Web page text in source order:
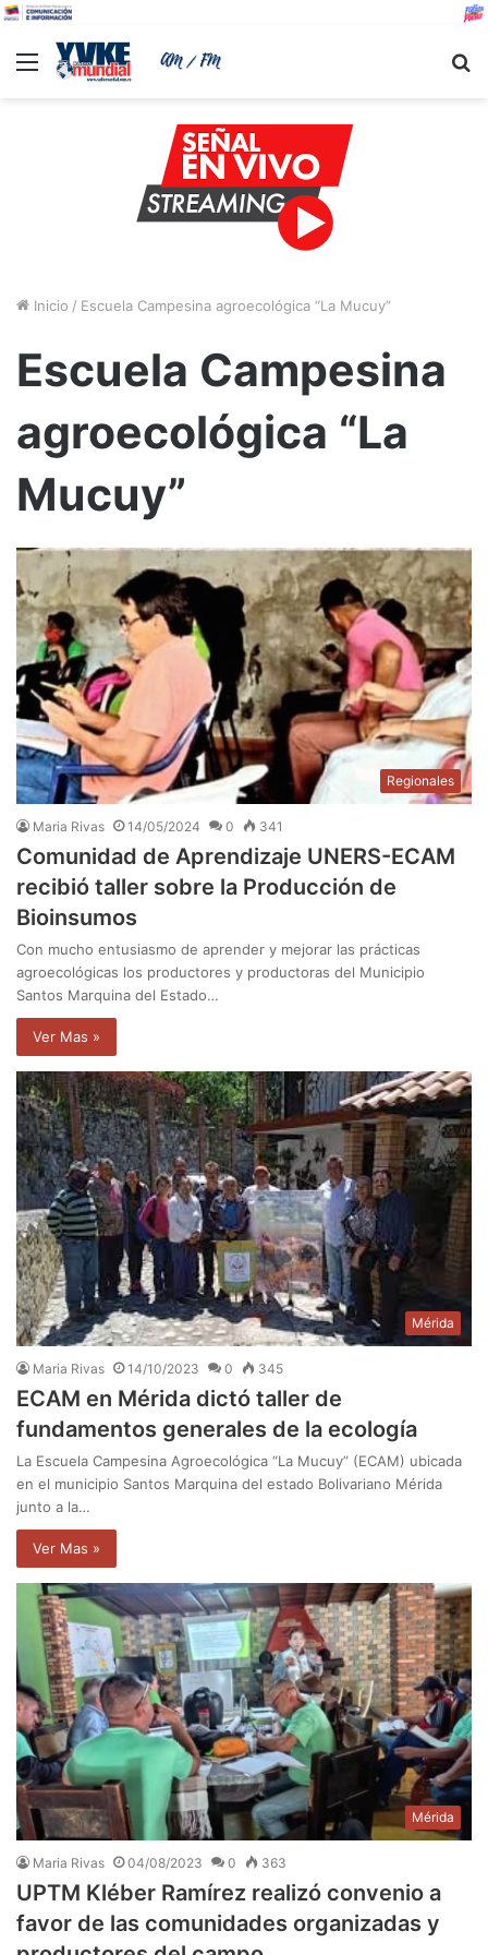
Menu
Inicio / Escuela Campesina agroecológica “La Mucuy”
Escuela Campesina
agroecológica “La
Mucuy”
Regionales
Maria Rivas 14/05/2024 0 341
Comunidad de Aprendizaje UNERS-ECAM
recibió taller sobre la Producción de
Bioinsumos
Con mucho entusiasmo de aprender y mejorar las prácticas
agroecológicas los productores y productoras del Municipio
Santos Marquina del Estado…
Ver Mas »
Mérida
Maria Rivas 14/10/2023 0 345
ECAM en Mérida dictó taller de
fundamentos generales de la ecología
La Escuela Campesina Agroecológica “La Mucuy” (ECAM) ubicada
en el municipio Santos Marquina del estado Bolivariano Mérida
junto a la…
Ver Mas »
Mérida
Maria Rivas 04/08/2023 0 363
UPTM Kléber Ramírez realizó convenio a
favor de las comunidades organizadas y